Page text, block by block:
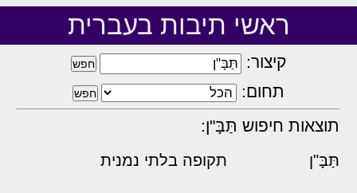
ראשי תיבות בעברית
קיצור:
תחום:
תוצאות חיפוש תַּבָּ"ן:
תַּבָּ"ן תקופה בלתי נמנית